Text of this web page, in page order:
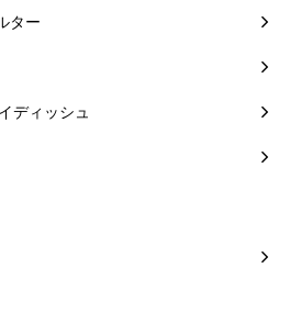
ター
ディッシュ